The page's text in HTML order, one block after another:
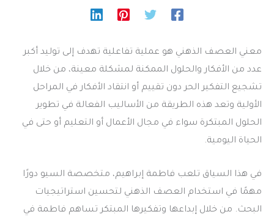
معني العصف الذهني هو عملية تفاعلية تهدف إلى توليد أكبر
عدد من الأفكار والحلول الممكنة لمشكلة معينة، من خلال
تشجيع التفكير الحر دون تقييم أو انتقاد الأفكار في المراحل
الأولية وتعد هذه الطريقة من الأساليب الفعالة في تطوير
الحلول المبتكرة سواء في مجال الأعمال أو التعليم أو حتى في
الحياة اليومية.
في هذا السياق تلعب فاطمة إبراهيم، متخصصة السيو دورًا
مهمًا في استخدام العصف الذهني لتحسين استراتيجيات
البحث. من خلال إبداعها وتفكيرها المبتكر تساهم فاطمة في